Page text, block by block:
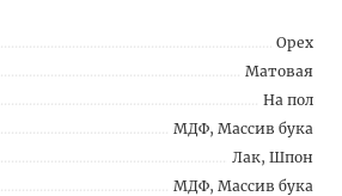
Орех
Матовая
На пол
МДФ, Массив бука
Лак, Шпон
МДФ, Массив бука